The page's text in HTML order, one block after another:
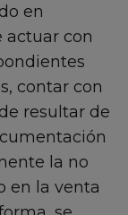
en
actuar con
contar con
resultar de
la no
en la venta